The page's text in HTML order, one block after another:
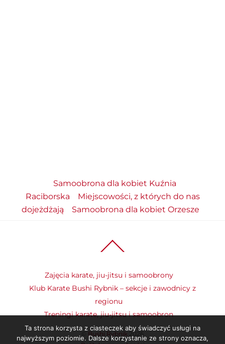
Samoobrona dla kobiet Kuźnia
Raciborska
Miejscowości, z których do nas
dojeżdżają
Samoobrona dla kobiet Orzesze
To
Zajęcia karate, jiu-jitsu i samoobrony
Klub Karate Bushi Rybnik – sekcje i zawodnicy z
regionu
Treningi karate, jiu-jitsu i samoobron
Bushi Rybnik 2026
Ta strona korzysta z ciasteczek aby świadczyć usługi na
najwyższym poziomie. Dalsze korzystanie ze strony oznacza,